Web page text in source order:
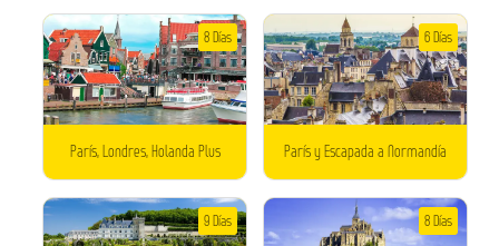
París, Londres, Holanda Plus
8 Días
París y Escapada a Normandía
6 Días
9 Días 8 Días